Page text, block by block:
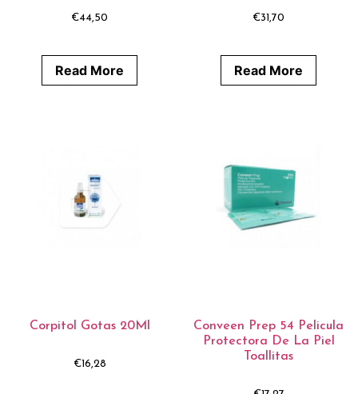
€44,50
Read More
€31,70
Read More
Corpitol Gotas 20Ml
€16,28
Conveen Prep 54 Pelicula
Protectora De La Piel
Toallitas